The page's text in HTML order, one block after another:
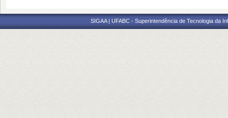
SIGAA | UFABC - Superintendência de Tecnologia da